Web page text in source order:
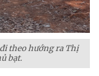
theo hướng ra Thị
bạt.